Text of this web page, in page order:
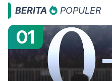
BERITA POPULER
01